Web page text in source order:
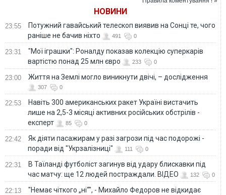
НОВИНИ
23:55
Потужний гавайський телескоп виявив на Сонці те, чого
раніше не бачив ніхто
491 0
23:31
"Мої іграшки": Роналду показав колекцію суперкарів
вартістю понад 25 млн євро
233 0
23:00 Життя на Землі могло виникнути двічі, – дослідження
307 0
22:53
Навіть 300 американських ракет Україні вистачить
лише на 2,5-3 місяці активних російських обстрілів -
експерт
85 0
22:42
Як діяти пасажирам у разі загрози під час подорожі -
поради від "Укрзалізниці"
111 0
22:31
В Таїланді футболіст загинув від удару блискавки під
час матчу: ще 12 людей постраждали. ВІДЕО
132 0
22:13
"Немає чіткого „ні“", - Михайло Федоров не відкидає